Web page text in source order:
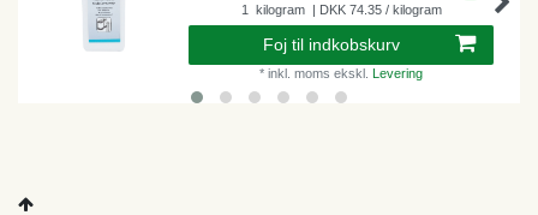
1 kilogram | DKK 74.35 / kilogram
Foj til indkobskurv
* inkl. moms ekskl. Levering